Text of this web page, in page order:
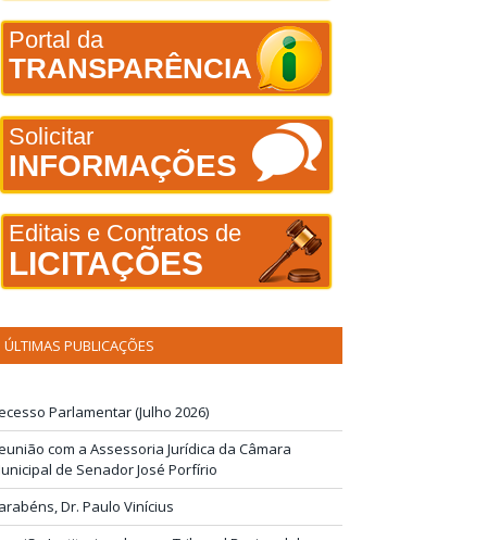
Portal da
TRANSPARÊNCIA
Solicitar
INFORMAÇÕES
Editais e Contratos de
LICITAÇÕES
ÚLTIMAS PUBLICAÇÕES
Parlamentar (Julho 2026)
com a Assessoria Jurídica da Câmara
de Senador José Porfírio
Dr. Paulo Vinícius